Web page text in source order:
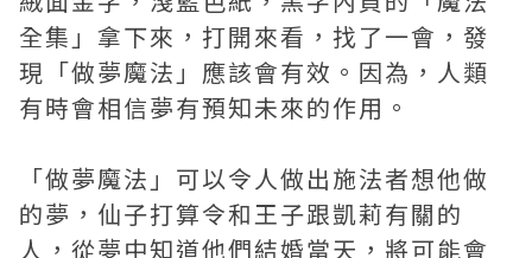
全集」拿下來，打開來看，找了一會，發
現「做夢魔法」應該會有效。因為，人類
有時會相信夢有預知未來的作用。
「做夢魔法」可以令人做出施法者想他做
的夢，仙子打算令和王子跟凱莉有關的
人，從夢中知道他們結婚當天，將可能會